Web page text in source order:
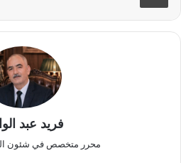
فريد عبد
محرر متخصص في شئون